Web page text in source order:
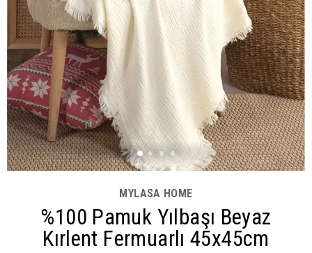
MYLASA HOME
%100 Pamuk Yılbaşı Beyaz
Kırlent Fermuarlı 45x45cm